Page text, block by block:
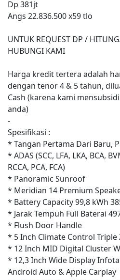
Dp 381jt
Angs 22.836.500 x59 tlo
UNTUK REQUEST DP /
HUBUNGI KAMI
Harga kredit tertera adalah
dengan tenor 4 & 5 tahun,
Cash (karena kami
anda)
-
Spesifikasi :
* Tangan Pertama Dari Baru,
* ADAS (SCC, LFA, LKA, BCA,
RCCA, PCA, FCA)
* Panoramic Sunroof
* Meridian 14 Premium
* Battery Capacity 99,8 kWh
* Jarak Tempuh Full Baterai
* Flush Door Handle
* 5 Inch Climate Control Triple
* 12 Inch MID Digital Cluster
* 12,3 Inch Wide Display
Android Auto & Apple Carplay